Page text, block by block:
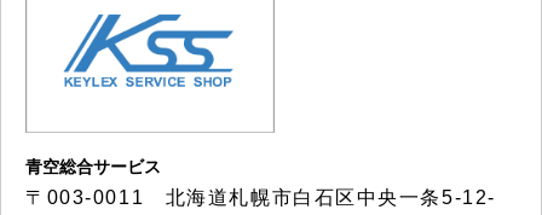
青空総合サービス
〒003-0011 北海道札幌市白石区中央一条5-12-